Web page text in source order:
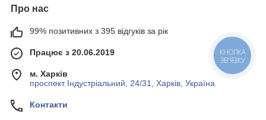
Про нас
99% позитивних з 395 відгуків за рік
Працює з 20.06.2019
м. Харків
проспект Індустріальний, 24/31, Харків, Україна
Контакти
КНОПКА
ЗВ'ЯЗКУ